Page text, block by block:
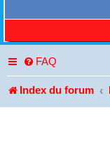
FAQ
Index du forum